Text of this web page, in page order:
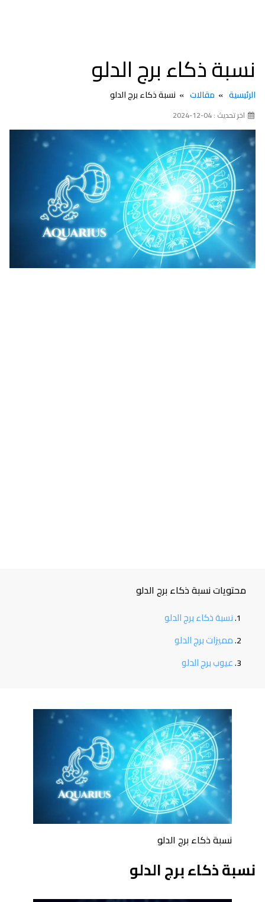
نسبة ذكاء برج الدلو
الرئيسية مقالات نسبة ذكاء برج الدلو
اخر تحديث : 04-12-2024
محتويات نسبة ذكاء برج الدلو
نسبة ذكاء برج الدلو
مميزات برج الدلو
عيوب برج الدلو
نسبة ذكاء برج الدلو
نسبة ذكاء برج الدلو